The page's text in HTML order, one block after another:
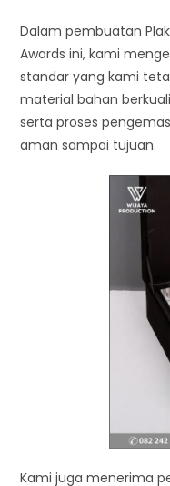
Dalam pembuatan
Awards ini, kami
standar yang kami
material bahan
serta proses
aman sampai tujuan.
Kami juga menerima